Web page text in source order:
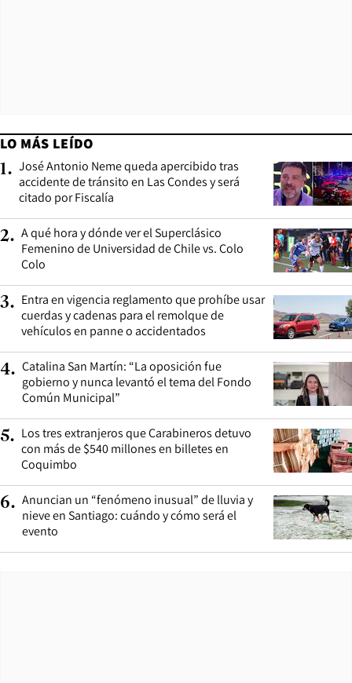
LO MÁS LEÍDO
1. José Antonio Neme queda apercibido tras
accidente de tránsito en Las Condes y será
citado por Fiscalía
2. A qué hora y dónde ver el Superclásico
Femenino de Universidad de Chile vs. Colo
Colo
3. Entra en vigencia reglamento que prohíbe usar
cuerdas y cadenas para el remolque de
vehículos en panne o accidentados
4. Catalina San Martín: “La oposición fue
gobierno y nunca levantó el tema del Fondo
Común Municipal”
5. Los tres extranjeros que Carabineros detuvo
con más de $540 millones en billetes en
Coquimbo
6. Anuncian un “fenómeno inusual” de lluvia y
nieve en Santiago: cuándo y cómo será el
evento